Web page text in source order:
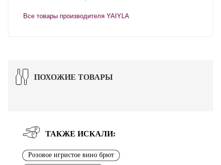
Все товары производителя YAIYLA
ПОХОЖИЕ ТОВАРЫ
ТАКЖЕ ИСКАЛИ:
Розовое игристое вино брют